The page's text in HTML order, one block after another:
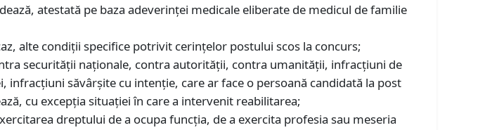
atestată pe baza adeverinţei medicale eliberate de medicul de familie
alte condiţii specifice potrivit cerinţelor postului scos la concurs;
securității naționale, contra autorităţii, contra umanității, infracțiuni de
săvârşite cu intenţie, care ar face o persoană candidată la post
cu excepţia situaţiei în care a intervenit reabilitarea;
dreptului de a ocupa funcția, de a exercita profesia sau meseria